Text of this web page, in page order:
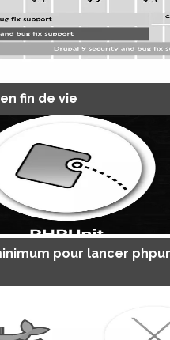
fin de vie
pour lancer